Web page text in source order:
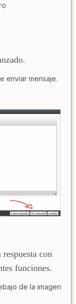
enviar mensaje.
con
funciones.
de la imagen